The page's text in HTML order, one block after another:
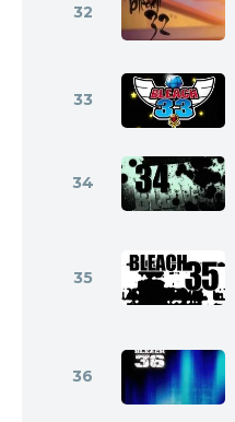
32
33
34
35
36